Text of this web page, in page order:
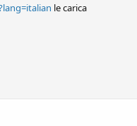
le carica